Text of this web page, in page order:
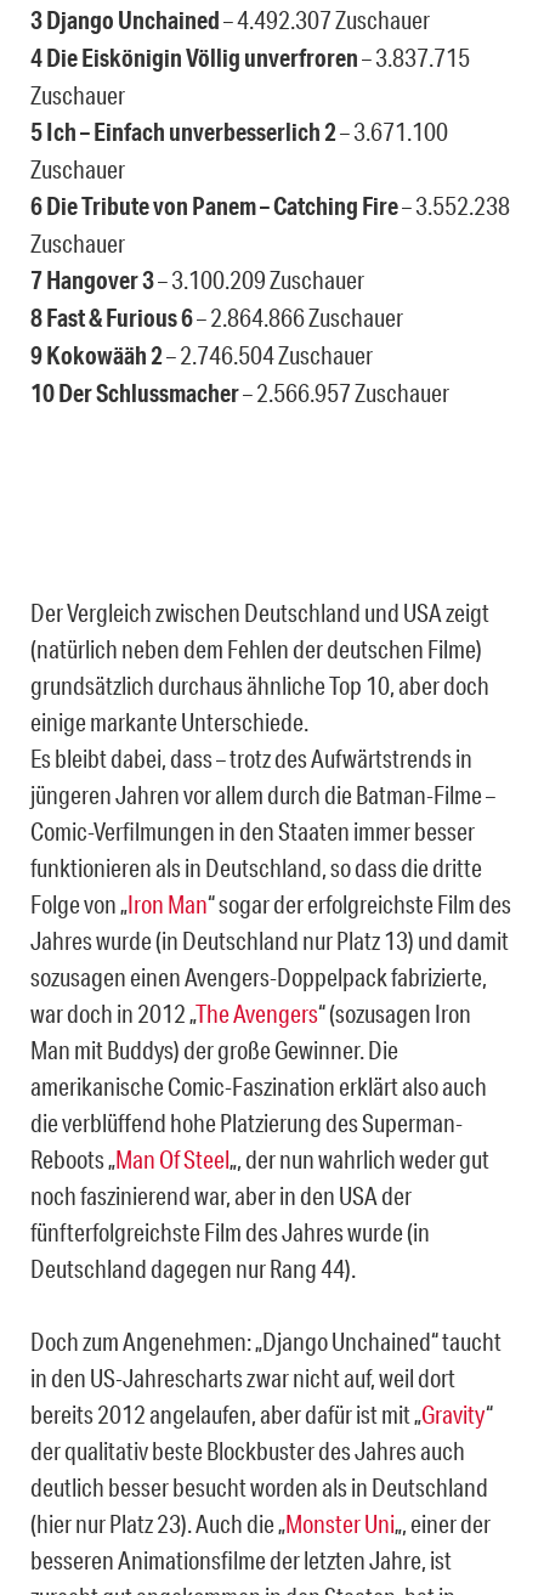
3 Django Unchained– 4.492.307 Zuschauer
4 Die Eiskönigin Völlig unverfroren– 3.837.715
Zuschauer
5 Ich – Einfach unverbesserlich 2– 3.671.100
Zuschauer
6 Die Tribute von Panem – Catching Fire– 3.552.238
Zuschauer
7 Hangover 3– 3.100.209 Zuschauer
8 Fast & Furious 6– 2.864.866 Zuschauer
9 Kokowääh 2– 2.746.504 Zuschauer
10 Der Schlussmacher– 2.566.957 Zuschauer
Der Vergleich zwischen Deutschland und USA zeigt
(natürlich neben dem Fehlen der deutschen Filme)
grundsätzlich durchaus ähnliche Top 10, aber doch
einige markante Unterschiede.
Es bleibt dabei, dass – trotz des Aufwärtstrends in
jüngeren Jahren vor allem durch die Batman-Filme –
Comic-Verfilmungen in den Staaten immer besser
funktionieren als in Deutschland, so dass die dritte
Folge von „Iron Man“ sogar der erfolgreichste Film des
Jahres wurde (in Deutschland nur Platz 13) und damit
sozusagen einen Avengers-Doppelpack fabrizierte,
war doch in 2012 „The Avengers“ (sozusagen Iron
Man mit Buddys) der große Gewinner. Die
amerikanische Comic-Faszination erklärt also auch
die verblüffend hohe Platzierung des Superman-
Reboots „Man Of Steel„, der nun wahrlich weder gut
noch faszinierend war, aber in den USA der
fünfterfolgreichste Film des Jahres wurde (in
Deutschland dagegen nur Rang 44).
Doch zum Angenehmen: „Django Unchained“ taucht
in den US-Jahrescharts zwar nicht auf, weil dort
bereits 2012 angelaufen, aber dafür ist mit „Gravity“
der qualitativ beste Blockbuster des Jahres auch
deutlich besser besucht worden als in Deutschland
(hier nur Platz 23). Auch die „Monster Uni„, einer der
besseren Animationsfilme der letzten Jahre, ist